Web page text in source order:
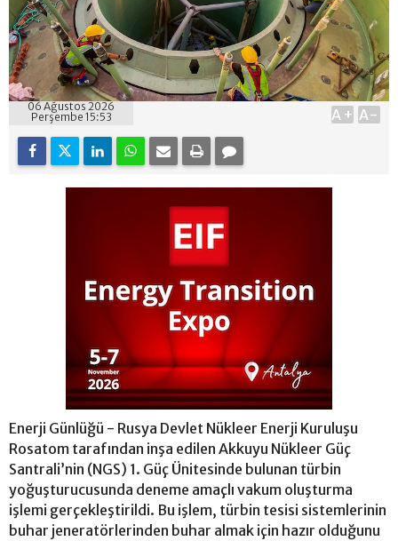
06 Ağustos 2026
Perşembe 15:53
A+ A-
Enerji Günlüğü - Rusya Devlet Nükleer Enerji Kuruluşu
Rosatom tarafından inşa edilen Akkuyu Nükleer Güç
Santrali’nin (NGS) 1. Güç Ünitesinde bulunan türbin
yoğuşturucusunda deneme amaçlı vakum oluşturma
işlemi gerçekleştirildi. Bu işlem, türbin tesisi sistemlerinin
buhar jeneratörlerinden buhar almak için hazır olduğunu